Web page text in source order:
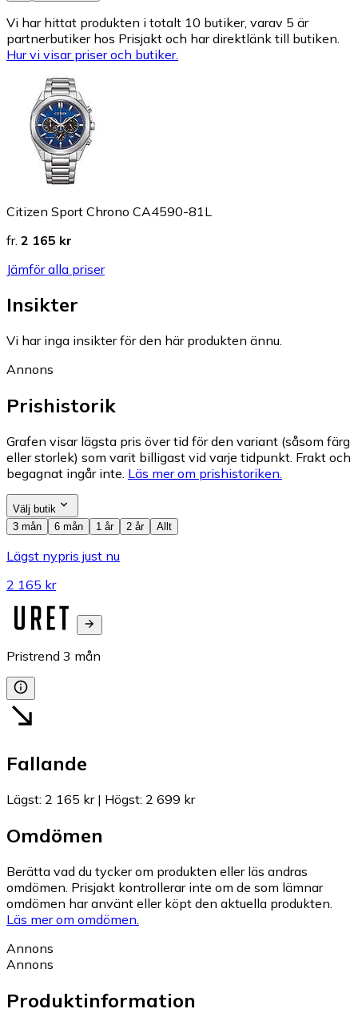
Vi har hittat produkten i totalt 10 butiker, varav 5 är
partnerbutiker hos Prisjakt och har direktlänk till butiken.
Hur vi visar priser och butiker.
Citizen Sport Chrono CA4590-81L
fr. 2 165 kr
Jämför alla priser
Insikter
Vi har inga insikter för den här produkten ännu.
Annons
Prishistorik
Grafen visar lägsta pris över tid för den variant (såsom färg
eller storlek) som varit billigast vid varje tidpunkt. Frakt och
begagnat ingår inte. Läs mer om prishistoriken.
Välj butik
3 mån
6 mån 1 år 2 år Allt
Lägst nypris just nu
2 165 kr
Pristrend 3 mån
Fallande
Lägst: 2 165 kr| Högst: 2 699 kr
Omdömen
Berätta vad du tycker om produkten eller läs andras
omdömen. Prisjakt kontrollerar inte om de som lämnar
omdömen har använt eller köpt den aktuella produkten.
Läs mer om omdömen.
Annons
Annons
Produktinformation